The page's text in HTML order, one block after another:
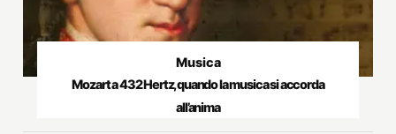
Musica
Mozart a 432 Hertz, quando la musica si accorda
all’anima